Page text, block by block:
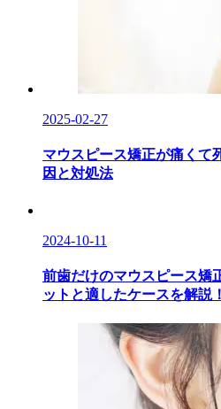
2025-02-27
マウスピース矯正が痛く
因と対処法
2024-10-11
前歯だけのマウスピース矯
ットと適したケースを解説！